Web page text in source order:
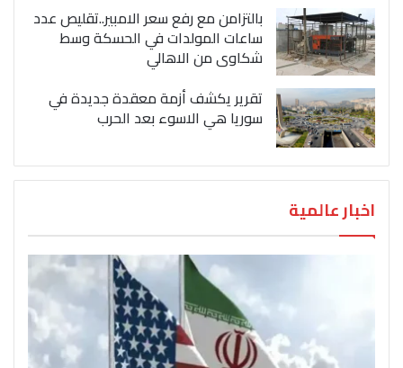
بالتزامن مع رفع سعر الامبير..تقليص عدد
ساعات المولدات في الحسكة وسط
شكاوى من الاهالي
تقرير يكشف أزمة معقدة جديدة في
سوريا هي الاسوء بعد الحرب
اخبار عالمية